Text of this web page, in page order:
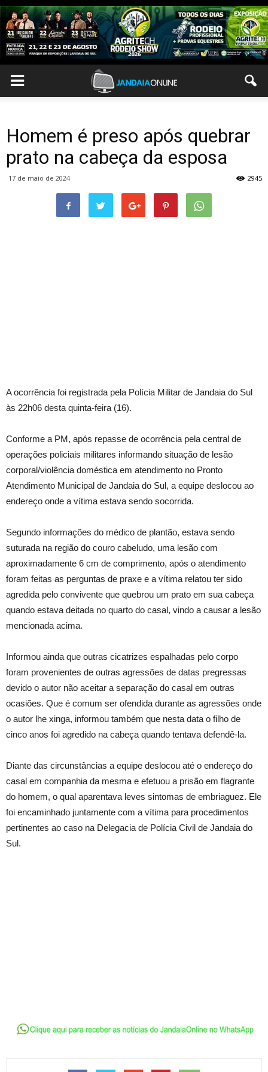
Homem é preso após quebrar
prato na cabeça da esposa
17 de maio de 2024 2945
A ocorrência foi registrada pela Polícia Militar de Jandaia do Sul
às 22h06 desta quinta-feira (16).
Conforme a PM, após repasse de ocorrência pela central de
operações policiais militares informando situação de lesão
corporal/violência doméstica em atendimento no Pronto
Atendimento Municipal de Jandaia do Sul, a equipe deslocou ao
endereço onde a vítima estava sendo socorrida.
Segundo informações do médico de plantão, estava sendo
suturada na região do couro cabeludo, uma lesão com
aproximadamente 6 cm de comprimento, após o atendimento
foram feitas as perguntas de praxe e a vítima relatou ter sido
agredida pelo convivente que quebrou um prato em sua cabeça
quando estava deitada no quarto do casal, vindo a causar a lesão
mencionada acima.
Informou ainda que outras cicatrizes espalhadas pelo corpo
foram provenientes de outras agressões de datas pregressas
devido o autor não aceitar a separação do casal em outras
ocasiões. Que é comum ser ofendida durante as agressões onde
o autor lhe xinga, informou também que nesta data o filho de
cinco anos foi agredido na cabeça quando tentava defendê-la.
Diante das circunstâncias a equipe deslocou até o endereço do
casal em companhia da mesma e efetuou a prisão em flagrante
do homem, o qual aparentava leves sintomas de embriaguez. Ele
foi encaminhado juntamente com a vítima para procedimentos
pertinentes ao caso na Delegacia de Polícia Civil de Jandaia do
Sul.